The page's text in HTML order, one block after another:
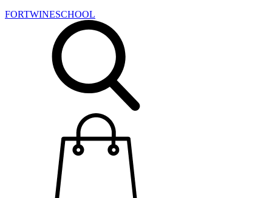
FORTWINESCHOOL